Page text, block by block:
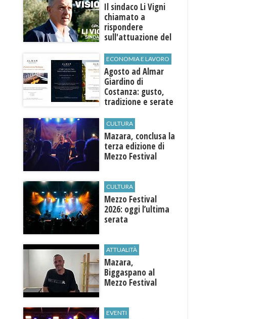
Il sindaco Li Vigni
chiamato a
rispondere
sull'attuazione del
ECONOMIA E LAVORO
Agosto ad Almar
Giardino di
Costanza: gusto,
tradizione e serate
anche agli ospiti
esterni
CULTURA
​Mazara, conclusa la
terza edizione di
Mezzo Festival
CULTURA
Mezzo Festival
2026: oggi l’ultima
serata
ATTUALITÀ
Mazara,
Biggaspano al
Mezzo Festival
EVENTI